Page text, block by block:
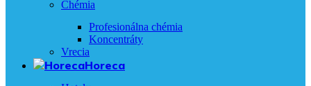
Chémia
Profesionálna chémia
Koncentráty
Vrecia
Horeca